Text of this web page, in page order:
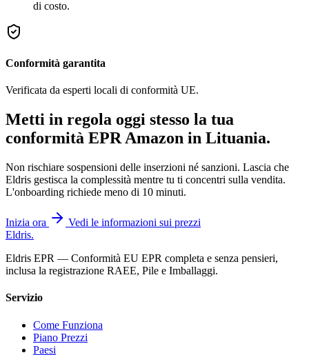
di costo.
Conformità garantita
Verificata da esperti locali di conformità UE.
Metti in regola oggi stesso la tua
conformità EPR Amazon in Lituania.
Non rischiare sospensioni delle inserzioni né sanzioni. Lascia che
Eldris gestisca la complessità mentre tu ti concentri sulla vendita.
L'onboarding richiede meno di 10 minuti.
Inizia ora
Vedi le informazioni sui prezzi
Eldris.
Eldris EPR — Conformità EU EPR completa e senza pensieri,
inclusa la registrazione RAEE, Pile e Imballaggi.
Servizio
Come Funziona
Piano Prezzi
Paesi